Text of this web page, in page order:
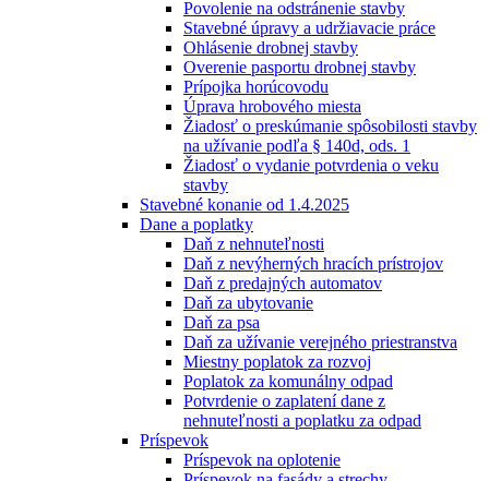
Povolenie na odstránenie stavby
Stavebné úpravy a udržiavacie práce
Ohlásenie drobnej stavby
Overenie pasportu drobnej stavby
Prípojka horúcovodu
Úprava hrobového miesta
Žiadosť o preskúmanie spôsobilosti stavby
na užívanie podľa § 140d, ods. 1
Žiadosť o vydanie potvrdenia o veku
stavby
Stavebné konanie od 1.4.2025
Dane a poplatky
Daň z nehnuteľnosti
Daň z nevýherných hracích prístrojov
Daň z predajných automatov
Daň za ubytovanie
Daň za psa
Daň za užívanie verejného priestranstva
Miestny poplatok za rozvoj
Poplatok za komunálny odpad
Potvrdenie o zaplatení dane z
nehnuteľnosti a poplatku za odpad
Príspevok
Príspevok na oplotenie